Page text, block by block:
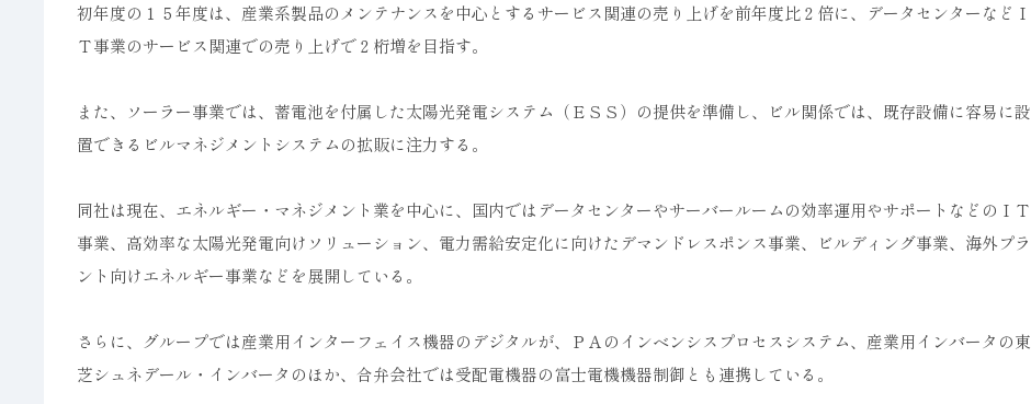
初年度の１５年度は、産業系製品のメンテナンスを中心とするサービス関連の売り上げを前年度比２倍に、データセンターなどＩ
Ｔ事業のサービス関連での売り上げで２桁増を目指す。
また、ソーラー事業では、蓄電池を付属した太陽光発電システム（ＥＳＳ）の提供を準備し、ビル関係では、既存設備に容易に設
置できるビルマネジメントシステムの拡販に注力する。
同社は現在、エネルギー・マネジメント業を中心に、国内ではデータセンターやサーバールームの効率運用やサポートなどのＩＴ
事業、高効率な太陽光発電向けソリューション、電力需給安定化に向けたデマンドレスポンス事業、ビルディング事業、海外プラ
ント向けエネルギー事業などを展開している。
さらに、グループでは産業用インターフェイス機器のデジタルが、ＰＡのインベンシスプロセスシステム、産業用インバータの東
芝シュネデール・インバータのほか、合弁会社では受配電機器の富士電機機器制御とも連携している。